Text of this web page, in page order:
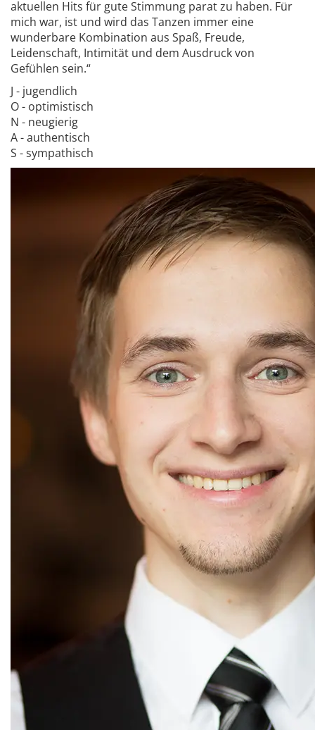
aktuellen Hits für gute Stimmung parat zu haben. Für
mich war, ist und wird das Tanzen immer eine
wunderbare Kombination aus Spaß, Freude,
Leidenschaft, Intimität und dem Ausdruck von
Gefühlen sein.“
J - jugendlich
O - optimistisch
N - neugierig
A - authentisch
S - sympathisch